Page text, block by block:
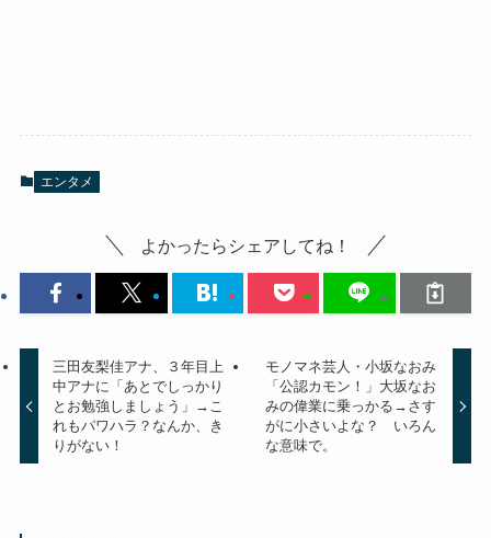
エンタメ
よかったらシェアしてね！
三田友梨佳アナ、３年目上
中アナに「あとでしっかり
とお勉強しましょう」→こ
れもパワハラ？なんか、き
りがない！
モノマネ芸人・小坂なおみ
「公認カモン！」大坂なお
みの偉業に乗っかる→さす
がに小さいよな？ いろん
な意味で。